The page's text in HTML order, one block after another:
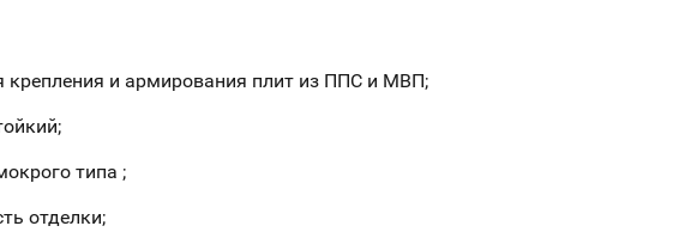
крепления и армирования плит из ППС и МВП;
типа ;
отделки;